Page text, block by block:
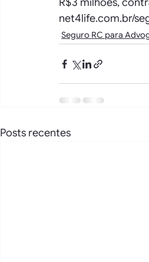
net4life.com.br/
Seguro RC para
Posts recentes